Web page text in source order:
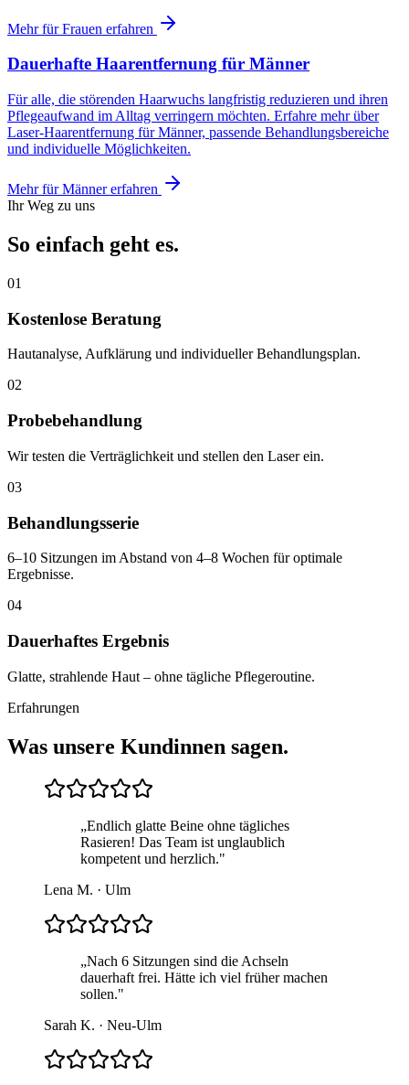
Mehr für Frauen erfahren
Dauerhafte Haarentfernung für Männer
Für alle, die störenden Haarwuchs langfristig reduzieren und ihren
Pflegeaufwand im Alltag verringern möchten. Erfahre mehr über
Laser-Haarentfernung für Männer, passende Behandlungsbereiche
und individuelle Möglichkeiten.
Mehr für Männer erfahren
Ihr Weg zu uns
So einfach geht es.
01
Kostenlose Beratung
Hautanalyse, Aufklärung und individueller Behandlungsplan.
02
Probebehandlung
Wir testen die Verträglichkeit und stellen den Laser ein.
03
Behandlungsserie
6–10 Sitzungen im Abstand von 4–8 Wochen für optimale
Ergebnisse.
04
Dauerhaftes Ergebnis
Glatte, strahlende Haut – ohne tägliche Pflegeroutine.
Erfahrungen
Was unsere Kundinnen sagen.
„Endlich glatte Beine ohne tägliches
Rasieren! Das Team ist unglaublich
kompetent und herzlich."
Lena M. · Ulm
„Nach 6 Sitzungen sind die Achseln
dauerhaft frei. Hätte ich viel früher machen
sollen."
Sarah K. · Neu-Ulm